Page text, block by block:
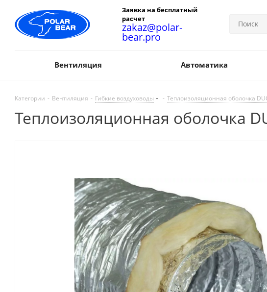
Заявка на бесплатный
расчет
zakaz@polar-
bear.pro
Вентиляция Автоматика
Категории - Вентиляция - Гибкие воздуховоды - Теплоизоляционная оболочка
Теплоизоляционная оболочка